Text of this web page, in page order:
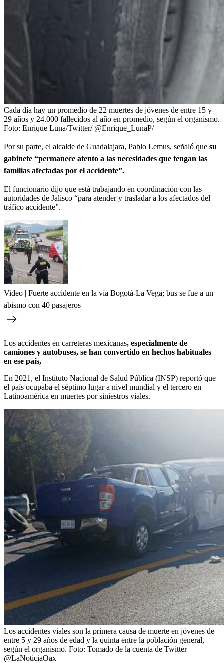
Cada día hay un promedio de 22 muertes de jóvenes de entre 15 y
29 años y 24.000 fallecidos al año en promedio, según el organismo.
Foto: Enrique Luna/Twitter/ @Enrique_LunaP/
Por su parte, el alcalde de Guadalajara, Pablo Lemus, señaló que su
gabinete “permanece atento a las necesidades que tengan las
familias afectadas por el accidente”.
El funcionario dijo que está trabajando en coordinación con las
autoridades de Jalisco “para atender y trasladar a los afectados del
tráfico accidente”.
Video | Fuerte accidente en la vía Bogotá-La Vega; bus se fue a un
abismo con 40 pasajeros
Los accidentes en carreteras mexicanas, especialmente de
camiones y autobuses, se han convertido en hechos habituales
en ese país,
En 2021, el Instituto Nacional de Salud Pública (INSP) reportó que
el país ocupaba el séptimo lugar a nivel mundial y el tercero en
Latinoamérica en muertes por siniestros viales.
Los accidentes viales son la primera causa de muerte en jóvenes de
entre 5 y 29 años de edad y la quinta entre la población general,
según el organismo. Foto: Tomado de la cuenta de Twitter
@LaNoticiaOax